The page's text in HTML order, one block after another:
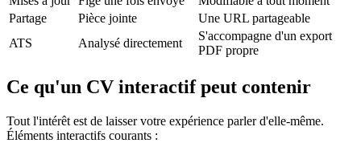
Partage
Pièce jointe
Une URL partageable
ATS
Analysé directement
S'accompagne d'un export
PDF propre
Ce qu'un CV interactif peut contenir
Tout l'intérêt est de laisser votre expérience parler d'elle-même.
Éléments interactifs courants :